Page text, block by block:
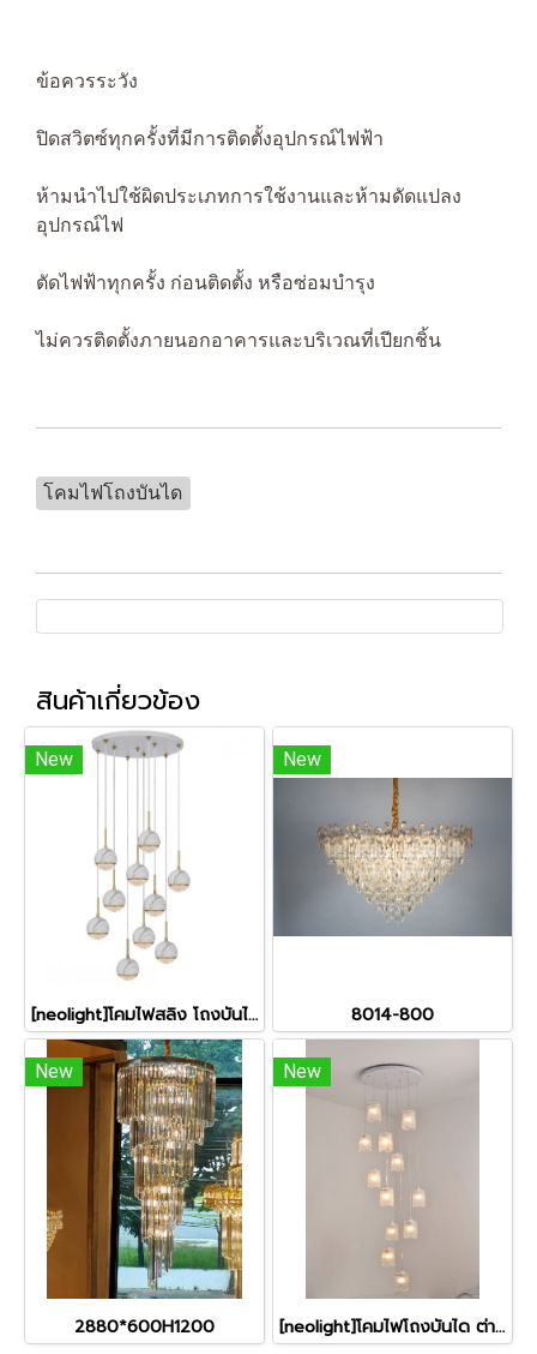
ข้อควรระวัง
ปิดสวิตซ์ทุกครั้งที่มีการติดตั้งอุปกรณ์ไฟฟ้า
ห้ามนำไปใช้ผิดประเภทการใช้งานและห้ามดัดแปลง
อุปกรณ์ไฟ
ตัดไฟฟ้าทุกครั้ง ก่อนติดตั้ง หรือซ่อมบำรุง
ไม่ควรติดตั้งภายนอกอาคารและบริเวณที่เปียกชิ้น
โคมไฟโถงบันได
สินค้าเกี่ยวข้อง
New
[neolight]โคมไฟสลิง โถงบันได 23018GP-10 แถมหลอดไฟ LED G9ครบชุด
New
8014-800
New
2880*600H1200
New
[neolight]โคมไฟโถงบันได ต่างระดับ ทรงกระบอก รุ่น 24-12-BL